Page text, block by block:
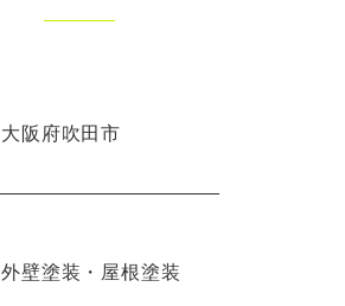
大阪府吹田市
外壁塗装・屋根塗装